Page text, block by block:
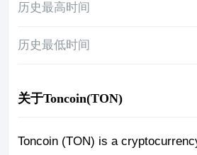
历史最高时间
历史最低时间
关于Toncoin(TON)
Toncoin (TON) is a